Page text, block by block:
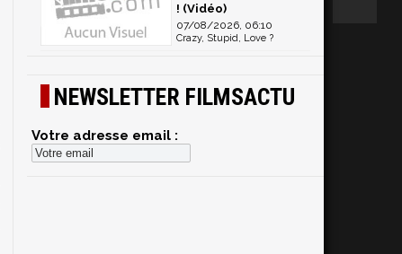
! (Vidéo)
07/08/2026, 06:10
Crazy, Stupid, Love ?
NEWSLETTER FILMSACTU
Votre adresse email :